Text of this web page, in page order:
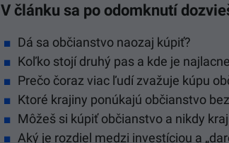
V článku sa po odomknutí
Dá sa občianstvo naozaj kúpiť?
Koľko stojí druhý pas a kde je
Prečo čoraz viac ľudí zvažuje kúpu
Ktoré krajiny ponúkajú občianstvo
Môžeš si kúpiť občianstvo a nikdy
Aký je rozdiel medzi investíciou a